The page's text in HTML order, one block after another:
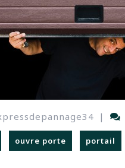
|
ouvre porte portail